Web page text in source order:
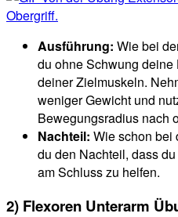
Ausführung: Wie bei
du ohne Schwung
deiner Zielmuskeln.
weniger Gewicht und
Bewegungsradius nach
Nachteil: Wie schon bei
du den Nachteil, dass
am Schluss zu helfen.
2) Flexoren Unterarm